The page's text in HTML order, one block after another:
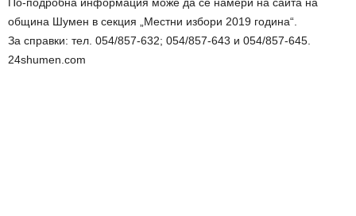
община Шумен в секция „Местни избори 2019 година“.
За справки: тел. 054/857-632; 054/857-643 и 054/857-645.
24shumen.com